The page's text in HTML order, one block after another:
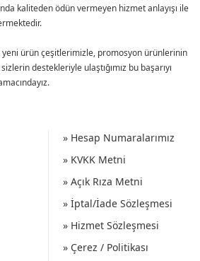
kaliteden ödün vermeyen hizmet anlayışı ile
yeni ürün çeşitlerimizle, promosyon ürünlerinin
sizlerin destekleriyle ulaştığımız bu başarıyı
» Hesap Numaralarımız
» KVKK Metni
» Açık Rıza Metni
» İptal/İade Sözleşmesi
» Hizmet Sözleşmesi
» Çerez / Politikası